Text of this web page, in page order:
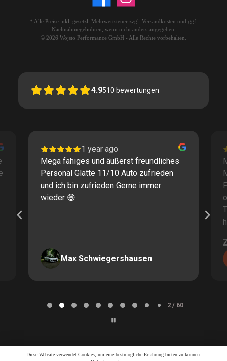
* Alle Preise inkl. gesetzl. Mehrwertsteuer zzgl. Versandkosten und ggf.
Nachnahmegebühren, wenn nicht anders angegeben.
© 2026 Wojsto Performance GmbH - Alle Rechte vorbehalten.
Diese Website verwendet Cookies, um eine bestmögliche Erfahrung bieten zu können.
4.9510 bewertungen
1 year ago
Mega fähiges und äußerst freundliches
Personal Glatte 11/10 Auto zufrieden
und ich bin zufrieden Gerne immer
wieder 😄
Max Schwiegershausen
2 / 60